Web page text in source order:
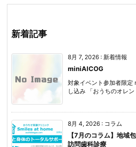
新着記事
8月 7, 2026 :新着情報
miniAICOG
対象イベント参加者限定
し込み 「おうちのオレン
8月 4, 2026 : コラム
【7月のコラム】地域
訪問歯科診療